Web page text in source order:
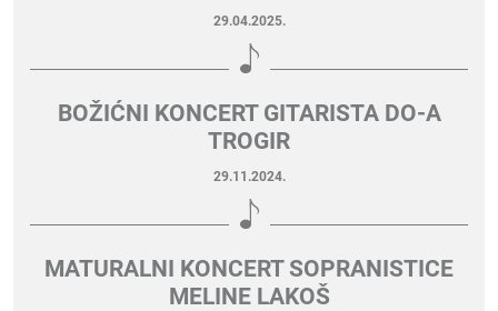
29.04.2025.
BOŽIĆNI KONCERT GITARISTA DO-A
TROGIR
29.11.2024.
MATURALNI KONCERT SOPRANISTICE
MELINE LAKOŠ